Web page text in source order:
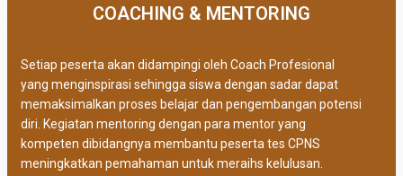
COACHING & MENTORING
Setiap peserta akan didampingi oleh Coach Profesional
yang menginspirasi sehingga siswa dengan sadar dapat
memaksimalkan proses belajar dan pengembangan potensi
diri. Kegiatan mentoring dengan para mentor yang
kompeten dibidangnya membantu peserta tes CPNS
meningkatkan pemahaman untuk meraihs kelulusan.